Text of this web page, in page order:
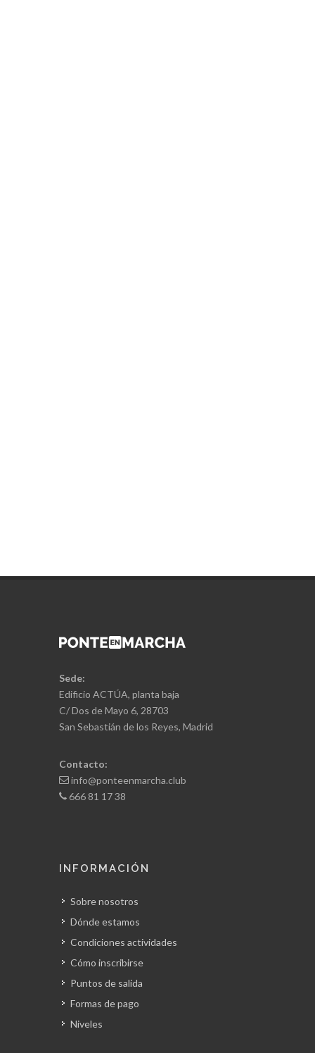
Sede:
Edificio ACTÚA, planta baja
C/ Dos de Mayo 6, 28703
San Sebastián de los Reyes, Madrid
Contacto:
info@ponteenmarcha.club
666 81 17 38
INFORMACIÓN
Sobre nosotros
Dónde estamos
Condiciones actividades
Cómo inscribirse
Puntos de salida
Formas de pago
Niveles